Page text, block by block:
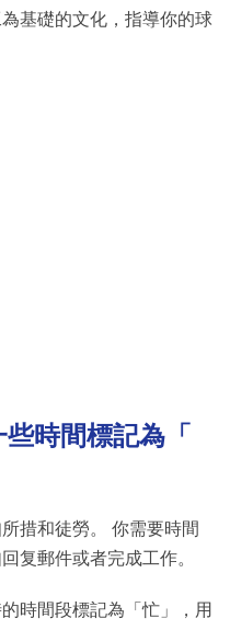
基礎的文化，指導你的球
時間標記為「
措和徒勞。 你需要時間
复郵件或者完成工作。
時間段標記為「忙」，用